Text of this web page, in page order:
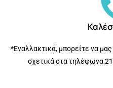
*Εναλλακτικά, μπορείτε να
σχετικά στα τηλέφωνα